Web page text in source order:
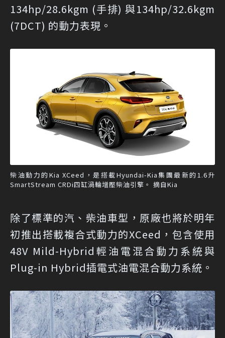
134hp/28.6kgm (手排) 與134hp/32.6kgm
(7DCT) 的動力表現。
柴油動力的Kia XCeed，是搭載Hyundai-Kia集團最新的1.6升
SmartStream CRDi四缸渦輪增壓柴油引擎。 摘自Kia
除了標準的汽、柴油車型，原廠也將於明年
初推出搭載複合式動力的XCeed，包含使用
48V Mild-Hybrid輕油電混合動力系統與
Plug-in Hybrid插電式油電混合動力系統。